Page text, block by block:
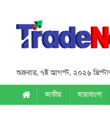
শুক্রবার, ৭ই আগস্ট, ২০২৬
জাতীয় সারাবাংলা